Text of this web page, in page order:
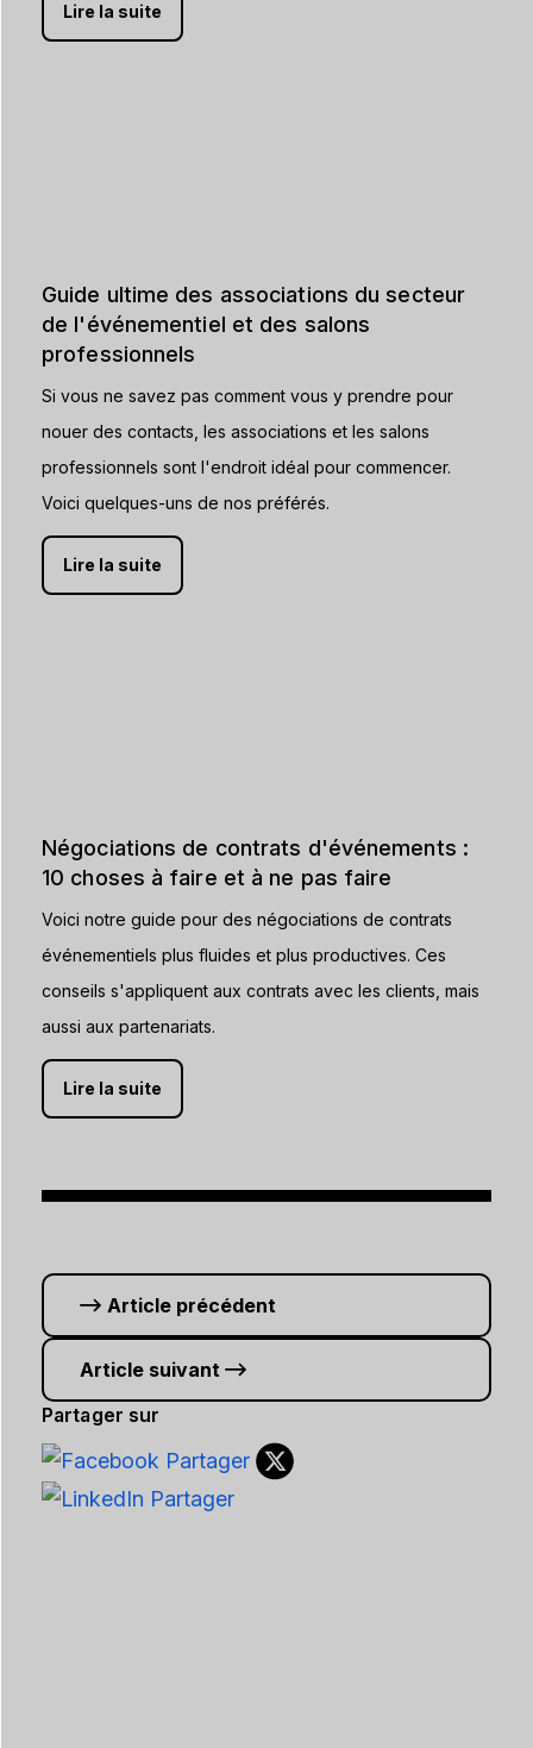
Lire la suite
Guide ultime des associations du secteur
de l'événementiel et des salons
professionnels
Si vous ne savez pas comment vous y prendre pour
nouer des contacts, les associations et les salons
professionnels sont l'endroit idéal pour commencer.
Voici quelques-uns de nos préférés.
Lire la suite
Négociations de contrats d'événements :
10 choses à faire et à ne pas faire
Voici notre guide pour des négociations de contrats
événementiels plus fluides et plus productives. Ces
conseils s'appliquent aux contrats avec les clients, mais
aussi aux partenariats.
Lire la suite
Article précédent
Article suivant
Partager sur